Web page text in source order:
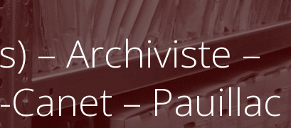
– Archiviste –
– Pauillac